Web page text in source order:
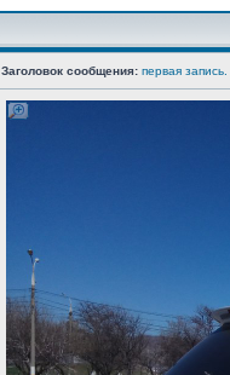
Заголовок сообщения: первая